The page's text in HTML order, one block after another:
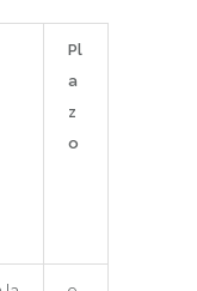
Pl
a
z
o